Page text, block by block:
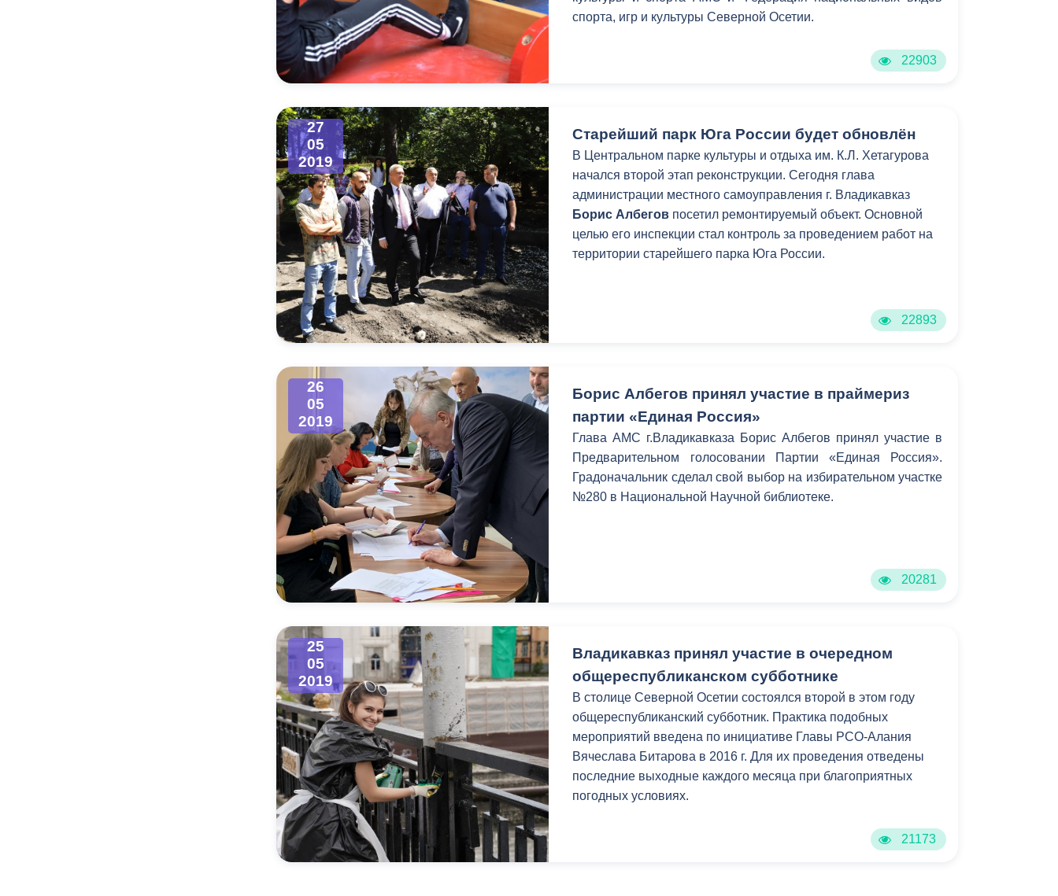
спорта, игр и культуры Северной Осетии.
22903
27
05
2019
Старейший парк Юга Роcсии будет обновлён
В Центральном парке культуры и отдыха им. К.Л. Хетагурова
начался второй этап реконструкции. Сегодня глава
администрации местного самоуправления г. Владикавказ
Борис Албегов посетил ремонтируемый объект. Основной
целью его инспекции стал контроль за проведением работ на
территории старейшего парка Юга России.
22893
26
05
2019
Борис Албегов принял участие в праймериз
партии «Единая Россия»
Глава АМС г.Владикавказа Борис Албегов принял участие в
Предварительном голосовании Партии «Единая Россия».
Градоначальник сделал свой выбор на избирательном участке
№280 в Национальной Научной библиотеке.
20281
25
05
2019
Владикавказ принял участие в очередном
общереспубликанском субботнике
В столице Северной Осетии состоялся второй в этом году
общереспубликанский субботник. Практика подобных
мероприятий введена по инициативе Главы РСО-Алания
Вячеслава Битарова в 2016 г. Для их проведения отведены
последние выходные каждого месяца при благоприятных
погодных условиях.
21173